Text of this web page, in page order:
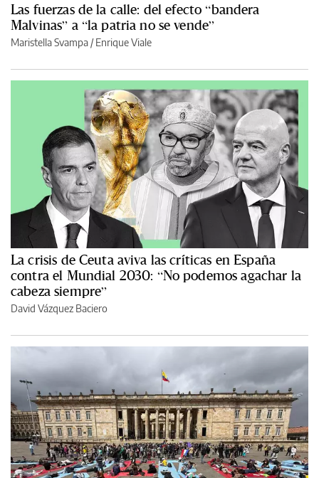
Las fuerzas de la calle: del efecto “bandera
Malvinas” a “la patria no se vende”
Maristella Svampa /Enrique Viale
La crisis de Ceuta aviva las críticas en España
contra el Mundial 2030: “No podemos agachar la
cabeza siempre”
David Vázquez Baciero